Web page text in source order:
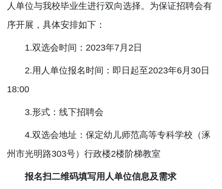
人单位与我校毕业生进行双向选择。为保证招聘会有
序开展，具体安排如下：
1.双选会时间：2023年7月2日
2.用人单位报名时间：即日起至2023年6月30日
18:00
3.形式：线下招聘会
4.双选会地址：保定幼儿师范高等专科学校（涿
州市光明路303号）行政楼2楼阶梯教室
报名扫二维码填写用人单位信息及需求